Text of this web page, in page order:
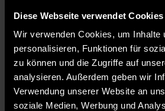
Diese Webseite verwendet Cookies
Wir verwenden Cookies, um Inhalte
personalisieren, Funktionen für
zu können und die Zugriffe auf
analysieren. Außerdem geben wir
Verwendung unserer Website an
soziale Medien, Werbung und
International Office
Mitarbeiterin
1.11
0991/3615-9480